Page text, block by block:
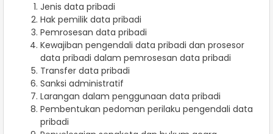
Jenis data pribadi
Hak pemilik data pribadi
Pemrosesan data pribadi
Kewajiban pengendali data pribadi dan prosesor
data pribadi dalam pemrosesan data pribadi
Transfer data pribadi
Sanksi administratif
Larangan dalam penggunaan data pribadi
Pembentukan pedoman perilaku pengendali data
pribadi